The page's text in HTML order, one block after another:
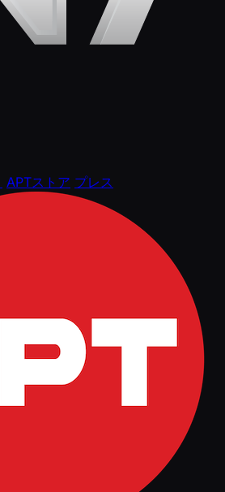
APTストア プレス